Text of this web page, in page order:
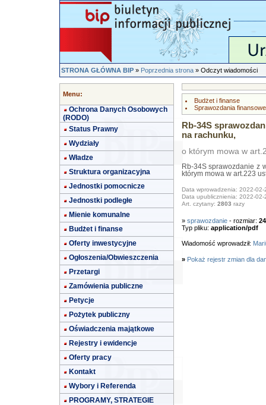
STRONA GŁÓWNA BIP»Poprzednia strona» Odczyt wiadomości
Menu:
Ochrona Danych Osobowych
(RODO)
Status Prawny
Wydziały
Władze
Struktura organizacyjna
Jednostki pomocnicze
Jednostki podległe
Mienie komunalne
Budżet i finanse
Oferty inwestycyjne
Ogłoszenia/Obwieszczenia
Przetargi
Zamówienia publiczne
Petycje
Pożytek publiczny
Oświadczenia majątkowe
Rejestry i ewidencje
Oferty pracy
Kontakt
Wybory i Referenda
PROGRAMY, STRATEGIE
Budżet i finanse
Sprawozdania finansowe
Rb-34S
na rachunku,
o którym mowa w
Rb-34S sprawozdanie z
którym mowa w art.223
Data wprowadzenia: 2022-02-
Data upublicznienia: 2022-02-
Art. czytany: 2803 razy
» sprawozdanie- rozmiar:
Typ pliku: application/pdf
Wiadomość wprowadził:
» Pokaż rejestr zmian dla